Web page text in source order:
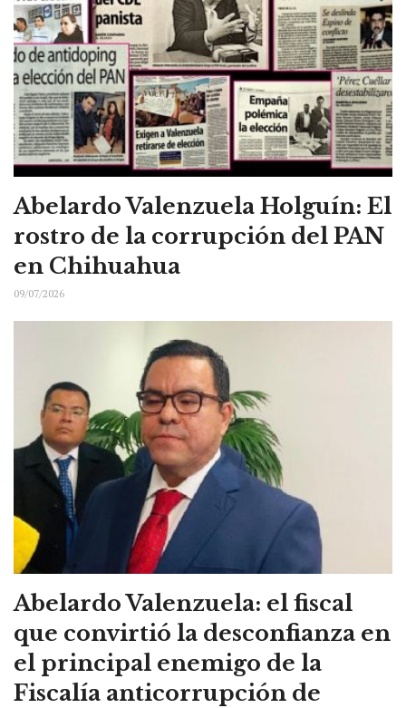
Abelardo Valenzuela Holguín: El
rostro de la corrupción del PAN
en Chihuahua
09/07/2026
Abelardo Valenzuela: el fiscal
que convirtió la desconfianza en
el principal enemigo de la
Fiscalía anticorrupción de